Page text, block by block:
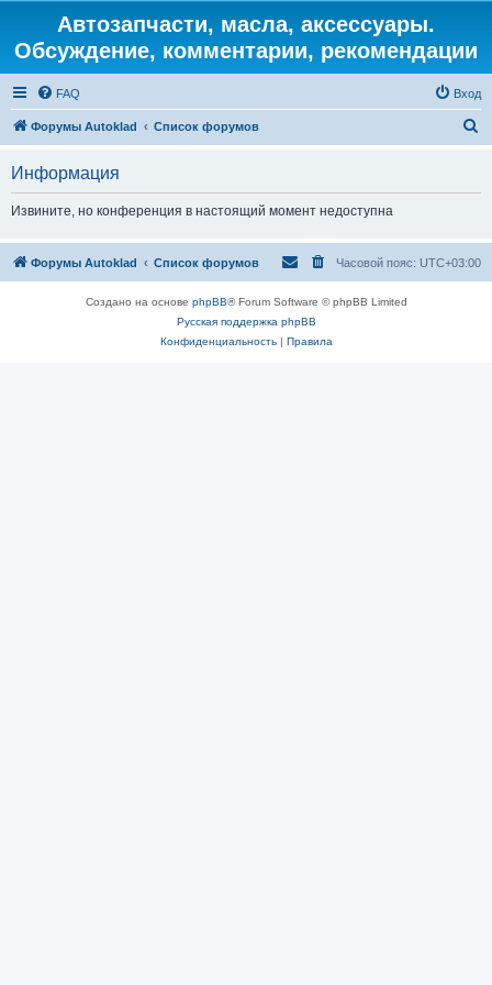
Автозапчасти, масла, аксессуары.
Обсуждение, комментарии, рекомендации
FAQ Вход
Форумы Autoklad Список форумов
Информация
Извините, но конференция в настоящий момент недоступна
Форумы Autoklad Список форумов Часовой пояс: UTC+03:00
Создано на основе phpBB® Forum Software © phpBB Limited
Русская поддержка phpBB
Конфиденциальность| Правила